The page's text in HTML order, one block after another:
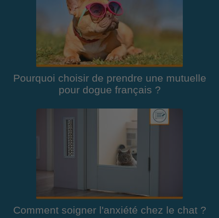
Pourquoi choisir de prendre une mutuelle
pour dogue français ?
Comment soigner l'anxiété chez le chat ?